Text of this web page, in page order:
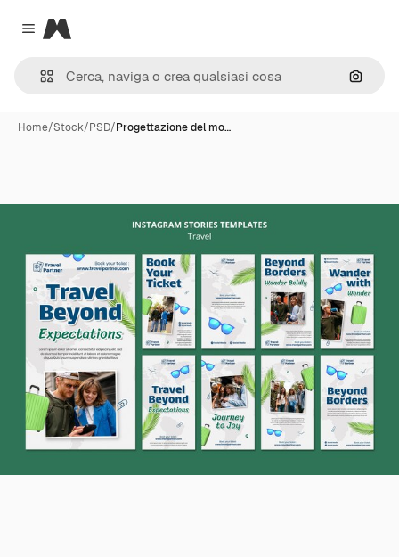
Close menu
Magnific
Cerca
Home/Stock/PSD/Progettazione del mo…